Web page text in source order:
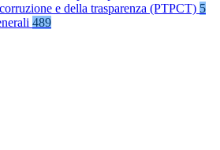
corruzione e della trasparenza (PTPCT) 5
489